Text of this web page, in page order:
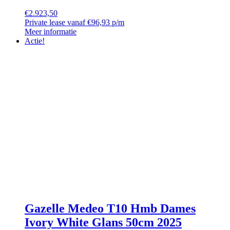
€2.923,50
Private lease vanaf €96,93 p/m
Meer informatie
Actie!
Gazelle Medeo T10 Hmb Dames
Ivory White Glans 50cm 2025